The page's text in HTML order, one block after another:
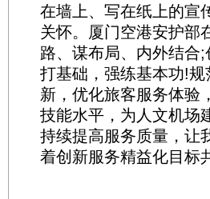
在墙上、写在纸上的宣
关怀。厦门空港安护部
路、谋布局、内外结合
打基础，强练基本功!
新，优化旅客服务体验
技能水平，为人文机场
持续提高服务质量，让
着创新服务精益化目标